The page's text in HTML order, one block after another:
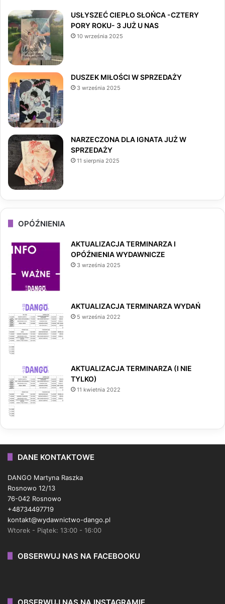
b
k
a
T
o
USŁYSZEĆ CIEPŁO SŁOŃCA -CZTERY
PORY ROKU- 3 JUŻ U NAS
10 września 2025
DUSZEK MIŁOŚCI W SPRZEDAŻY
3 września 2025
NARZECZONA DLA IGNATA JUŻ W
SPRZEDAŻY
11 sierpnia 2025
OPÓŹNIENIA
AKTUALIZACJA TERMINARZA I
OPÓŹNIENIA WYDAWNICZE
3 września 2025
AKTUALIZACJA TERMINARZA WYDAŃ
5 września 2022
AKTUALIZACJA TERMINARZA (I NIE
TYLKO)
11 kwietnia 2022
DANE KONTAKTOWE
DANGO Martyna Raszka
Rosnowo 12/13
76-042 Rosnowo
+48734497719
kontakt@wydawnictwo-dango.pl
Wtorek - Piątek: 13:00 - 16:00
OBSERWUJ NAS NA FACEBOOKU